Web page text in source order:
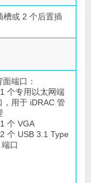
槽或 2 个后置插
面端口：
个专用以太网端
，用于 iDRAC 管
个 VGA
个 USB 3.1 Type
端口